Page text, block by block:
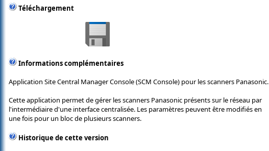
Téléchargement
Informations complémentaires
Application Site Central Manager Console (SCM Console) pour les scanners Panasonic.
Cette application permet de gérer les scanners Panasonic présents sur le réseau par
l'intermédiaire d'une interface centralisée. Les paramètres peuvent être modifiés en
une fois pour un bloc de plusieurs scanners.
Historique de cette version